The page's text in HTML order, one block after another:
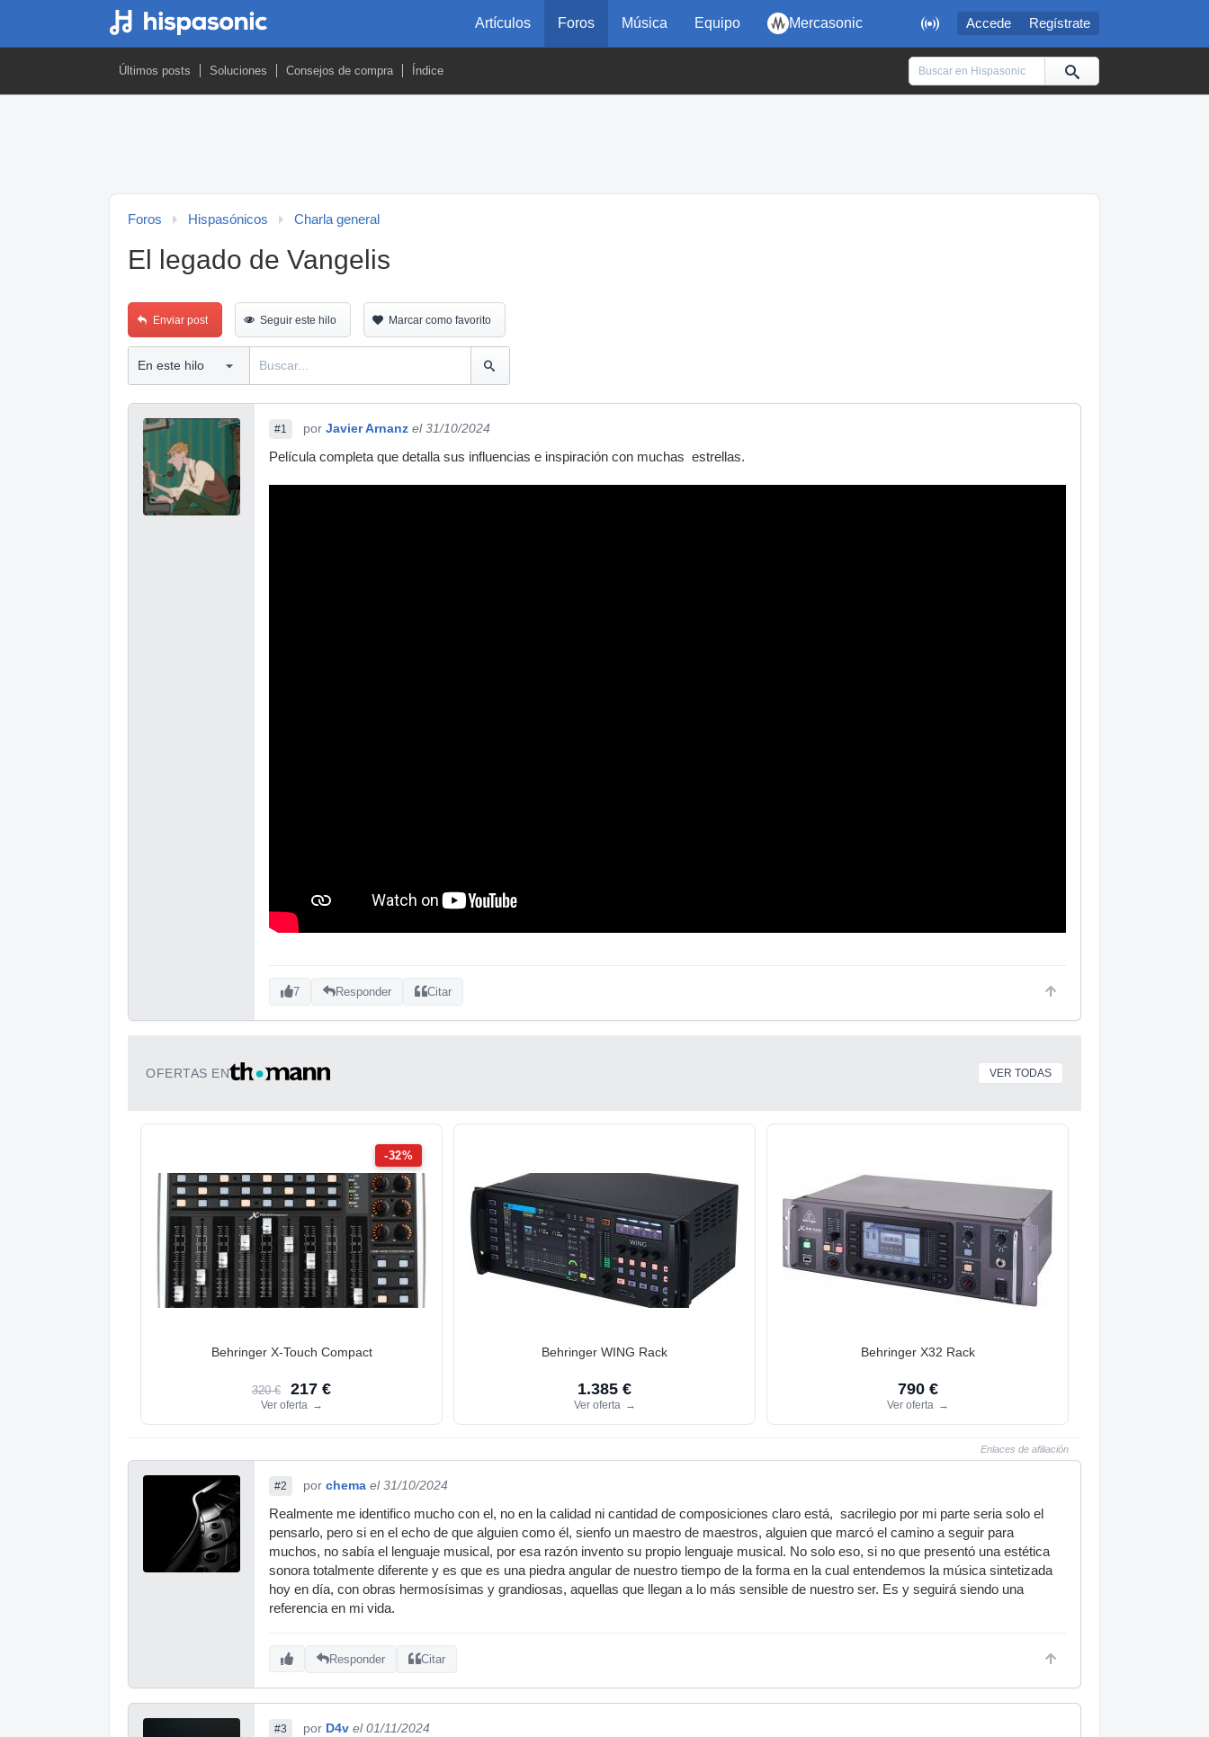
 Accede Regístrate
Artículos Foros Música Equipo Mercasonic
Últimos posts Soluciones Consejos de compra Índice
Foros Hispasónicos Charla general
El legado de Vangelis
Enviar post Seguir este hilo Marcar como favorito
#1 por Javier Arnanz el 31/10/2024
Película completa que detalla sus influencias e inspiración con muchas estrellas.
7 Responder Citar
OFERTAS EN VER TODAS
-32%
Behringer X-Touch Compact
320 € 217 €
Ver oferta →
Behringer WING Rack
1.385 €
Ver oferta →
Behringer X32 Rack
790 €
Ver oferta →
Enlaces de afiliación
#2 por chema el 31/10/2024
Realmente me identifico mucho con el, no en la calidad ni cantidad de composiciones claro está, sacrilegio por mi parte seria solo el
pensarlo, pero si en el echo de que alguien como él, sienfo un maestro de maestros, alguien que marcó el camino a seguir para
muchos, no sabía el lenguaje musical, por esa razón invento su propio lenguaje musical. No solo eso, si no que presentó una estética
sonora totalmente diferente y es que es una piedra angular de nuestro tiempo de la forma en la cual entendemos la música sintetizada
hoy en día, con obras hermosísimas y grandiosas, aquellas que llegan a lo más sensible de nuestro ser. Es y seguirá siendo una
referencia en mi vida.
Responder Citar
#3 por D4v el 01/11/2024